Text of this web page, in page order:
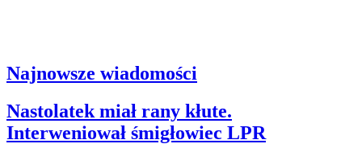
Najnowsze wiadomości
Nastolatek miał rany kłute.
Interweniował śmigłowiec LPR